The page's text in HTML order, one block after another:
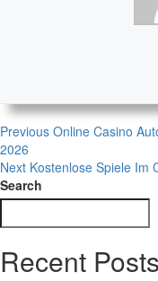
Previous Online Casino
2026
Next Kostenlose Spiele Im
Search
Recent Posts